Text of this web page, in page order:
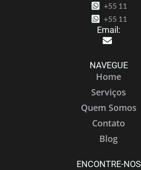
+55 11
+55 11
Email:
NAVEGUE
Home
Serviços
Quem Somos
Contato
Blog
ENCONTRE-NOS